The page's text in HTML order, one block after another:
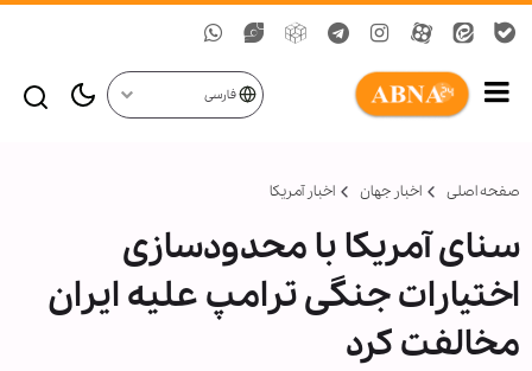
فارسی
صفحه اصلی اخبار جهان اخبار آمریکا
سنای آمریکا با محدودسازی
اختیارات جنگی ترامپ علیه ایران
مخالفت کرد